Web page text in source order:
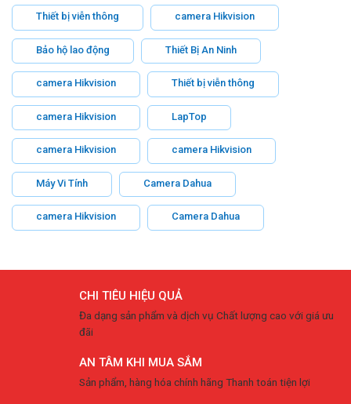
Thiết bị viễn thông camera Hikvision
Bảo hộ lao động Thiết Bị An Ninh
camera Hikvision Thiết bị viễn thông
camera Hikvision LapTop
camera Hikvision camera Hikvision
Máy Vi Tính Camera Dahua
camera Hikvision Camera Dahua
CHI TIÊU HIỆU QUẢ
Đa dạng sản phẩm và dịch vụ Chất lượng cao với giá ưu
đãi
AN TÂM KHI MUA SẮM
Sản phẩm, hàng hóa chính hãng Thanh toán tiện lợi